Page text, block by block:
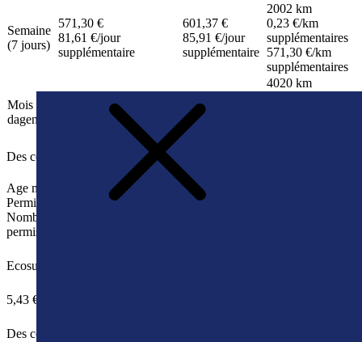
Semaine
(7 jours)
571,30 €
81,61 €/jour
supplémentaire
601,37 €
85,91 €/jour
supplémentaire
2002 km
0,23 €/km
supplémentaires
571,30 €/km
supplémentaires
Mois (30
dagen)
/jour
supplémentaire
52,11 €
supplémentaire
4020 km
Des conditions pour le conducteur
Age minimal
21
Permis de conduire
Nombre minimum d'années de
permis de conduire
Ecosurcharge
5,43 €
Des conditions de paiement